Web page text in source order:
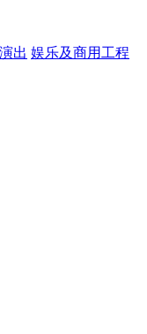
出 娱乐及商用工程